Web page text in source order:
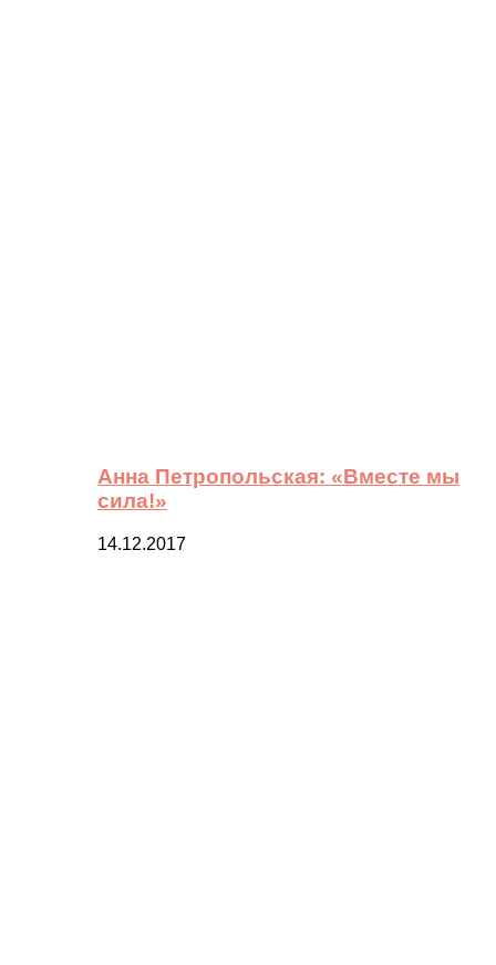
Анна Петропольская: «Вместе мы
сила!»
14.12.2017